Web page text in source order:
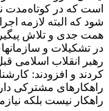
است که در کوتاه‌مدت
شود که البته لازمه
همت جدی و تلاش
در تشکیلات و
رهبر انقلاب اسلامی
کردند و افزودند:
راهکارهای مشترکی
راهکار نیست بلکه